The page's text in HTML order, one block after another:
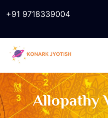
+91 9718339004
Allopathy